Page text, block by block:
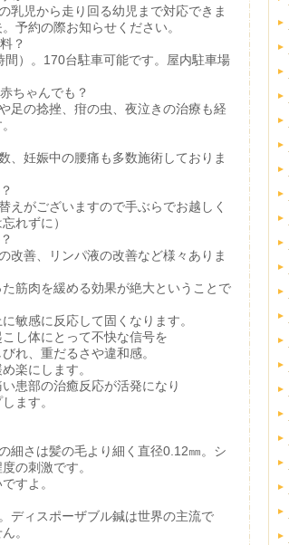
乳児から走り回る幼児まで対応できま
予約の際お知らせください。
？
）。170台駐車可能です。屋内駐車場
ちゃんでも？
足の捻挫、疳の虫、夜泣きの治療も経
、妊娠中の腰痛も多数施術しておりま
えがございますので手ぶらでお越しく
れずに）
改善、リンパ液の改善など様々ありま
筋肉を緩める効果が絶大ということで
敏感に反応して固くなります。
し体にとって不快な信号を
れ、重だるさや違和感。
楽にします。
患部の治癒反応が活発になり
ます。
細さは髪の毛より細く直径0.12㎜。シ
の刺激です。
すよ。
ディスポーザブル鍼は世界の主流で
。